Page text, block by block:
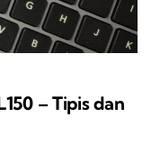
– Tipis dan